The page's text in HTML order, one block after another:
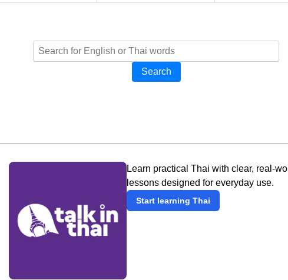
Search
Learn practical Thai with clear, real-
lessons designed for everyday use.
Start learning Thai